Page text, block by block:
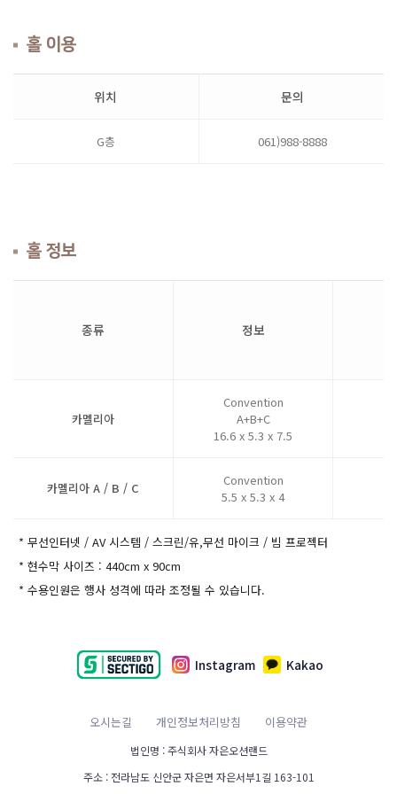
홀 이용
위치 문의
G층 061)988-8888
홀 정보
종류 정보
카멜리아
Convention
A+B+C
16.6 x 5.3 x 7.5
카멜리아 A / B / C
Convention
5.5 x 5.3 x 4
* 무선인터넷 / AV 시스템 / 스크린/유,무선 마이크 / 빔 프로젝터
* 현수막 사이즈 : 440cm x 90cm
* 수용인원은 행사 성격에 따라 조정될 수 있습니다.
오시는길 개인정보처리방침 이용약관
법인명 : 주식회사 자은오션랜드
주소 : 전라남도 신안군 자은면 자은서부1길 163-101
Instagram Kakao